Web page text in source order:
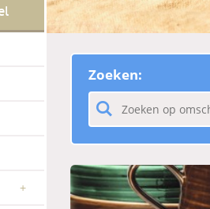
Zoeken: